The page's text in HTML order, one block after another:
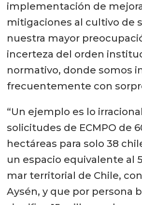
implementación de
mitigaciones al cultivo de
nuestra mayor
incerteza del orden
normativo, donde somos
frecuentemente con
“Un ejemplo es lo
solicitudes de ECMPO de
hectáreas para solo 38
un espacio equivalente al
mar territorial de Chile,
Aysén, y que por persona